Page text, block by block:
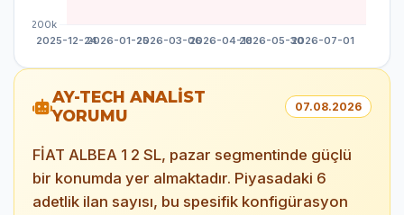
AY-TECH ANALİST
YORUMU
07.08.2026
FİAT ALBEA 1 2 SL, pazar segmentinde güçlü
bir konumda yer almaktadır. Piyasadaki 6
adetlik ilan sayısı, bu spesifik konfigürasyon